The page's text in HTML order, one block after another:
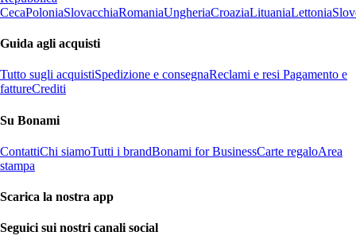
CecaPoloniaSlovacchiaRomaniaUngheriaCroaziaLituaniaLettonia
Guida agli acquisti
Tutto sugli acquistiSpedizione e consegnaReclami e resi Pagamento e
fattureCrediti
Su Bonami
ContattiChi siamoTutti i brandBonami for BusinessCarte regaloArea
stampa
Scarica la nostra app
Seguici sui nostri canali social